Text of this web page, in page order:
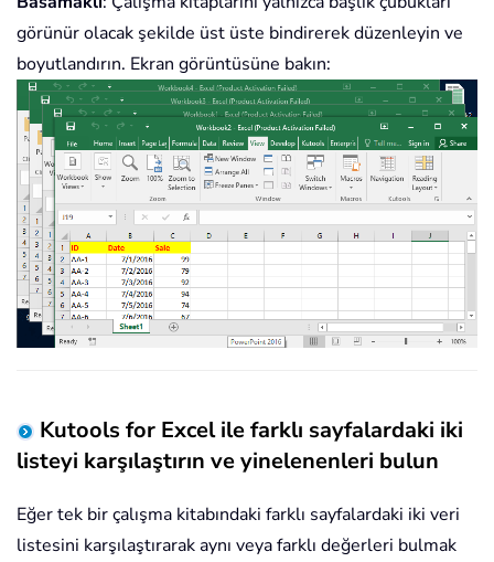
görünür olacak şekilde üst üste bindirerek düzenleyin ve
boyutlandırın. Ekran görüntüsüne bakın:
Kutools for Excel ile farklı sayfalardaki iki
listeyi karşılaştırın ve yinelenenleri bulun
Eğer tek bir çalışma kitabındaki farklı sayfalardaki iki veri
listesini karşılaştırarak aynı veya farklı değerleri bulmak